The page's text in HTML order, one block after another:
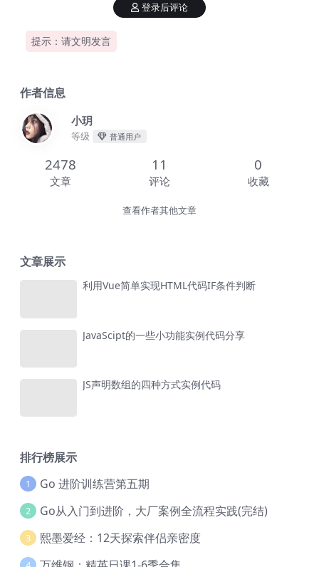
提示：请文明发言
登录后评论
作者信息
小玥
等级 普通用户
2478
文章
11
评论
0
收藏
查看作者其他文章
文章展示
利用Vue简单实现HTML代码IF条件判断
JavaScipt的一些小功能实例代码分享
JS声明数组的四种方式实例代码
排行榜展示
1 Go 进阶训练营第五期
2 Go从入门到进阶，大厂案例全流程实践(完结)
3 熙墨爱经：12天探索伴侣亲密度